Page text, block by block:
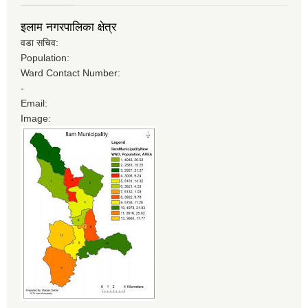
इलाम नगरपालिका क्षेत्र
वडा सचिव:
Population:
Ward Contact Number:
-
Email:
Image: